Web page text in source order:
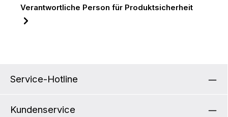
Verantwortliche Person für Produktsicherheit
Service-Hotline
Kundenservice